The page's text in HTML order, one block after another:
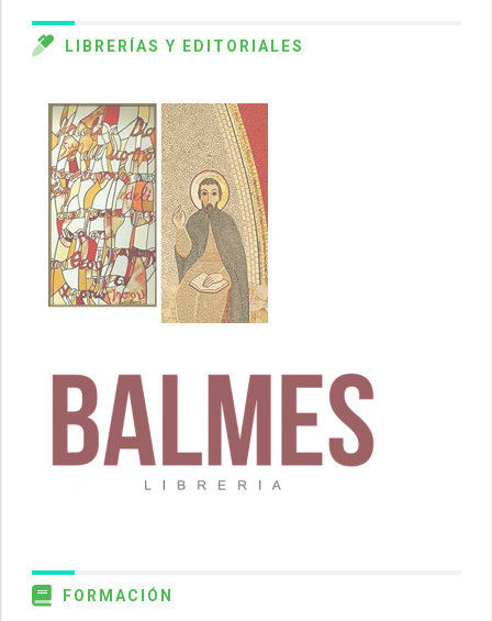
LIBRERÍAS Y EDITORIALES
FORMACIÓN